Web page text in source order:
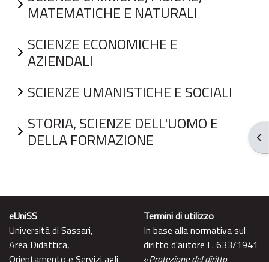
MATEMATICHE E NATURALI
SCIENZE ECONOMICHE E
AZIENDALI
SCIENZE UMANISTICHE E SOCIALI
STORIA, SCIENZE DELL'UOMO E
DELLA FORMAZIONE
eUniSS
Università di Sassari,
Area Didattica,
Orientamento e Servizi agli
Termini di utilizzo
In base alla normativa sul
diritto d'autore L. 633/1941
«Protezione del diritto